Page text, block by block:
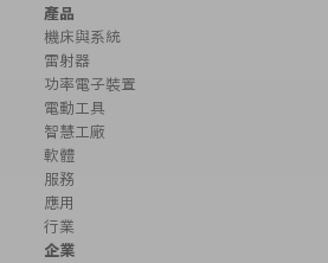
產品
機床與系統
雷射器
功率電子裝置
電動工具
智慧工廠
軟體
服務
應用
行業
企業